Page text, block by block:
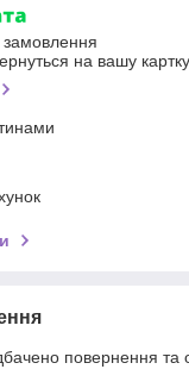
на вашу картку
повернення та